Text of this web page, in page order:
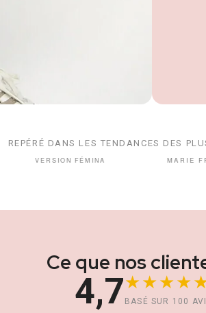
REPÉRÉ DANS LES TENDANCES DES
Ce que nos
4,7 BASÉ SUR 100